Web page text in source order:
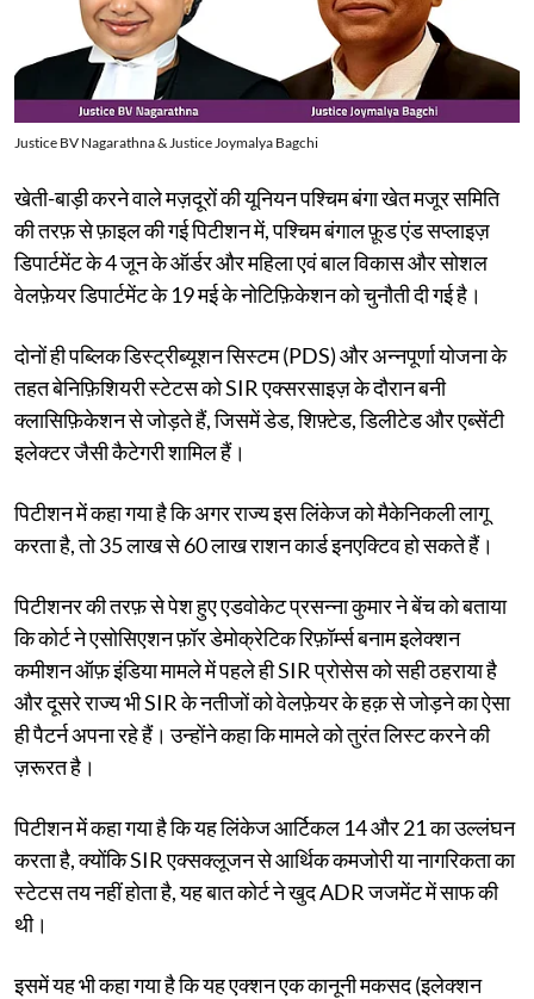
Justice BV Nagarathna & Justice Joymalya Bagchi
खेती-बाड़ी करने वाले मज़दूरों की यूनियन पश्चिम बंगा खेत मजूर समिति
की तरफ़ से फ़ाइल की गई पिटीशन में, पश्चिम बंगाल फ़ूड एंड सप्लाइज़
डिपार्टमेंट के 4 जून के ऑर्डर और महिला एवं बाल विकास और सोशल
वेलफ़ेयर डिपार्टमेंट के 19 मई के नोटिफ़िकेशन को चुनौती दी गई है।
दोनों ही पब्लिक डिस्ट्रीब्यूशन सिस्टम (PDS) और अन्नपूर्णा योजना के
तहत बेनिफ़िशियरी स्टेटस को SIR एक्सरसाइज़ के दौरान बनी
क्लासिफ़िकेशन से जोड़ते हैं, जिसमें डेड, शिफ़्टेड, डिलीटेड और एब्सेंटी
इलेक्टर जैसी कैटेगरी शामिल हैं।
पिटीशन में कहा गया है कि अगर राज्य इस लिंकेज को मैकेनिकली लागू
करता है, तो 35 लाख से 60 लाख राशन कार्ड इनएक्टिव हो सकते हैं।
पिटीशनर की तरफ़ से पेश हुए एडवोकेट प्रसन्ना कुमार ने बेंच को बताया
कि कोर्ट ने एसोसिएशन फ़ॉर डेमोक्रेटिक रिफ़ॉर्म्स बनाम इलेक्शन
कमीशन ऑफ़ इंडिया मामले में पहले ही SIR प्रोसेस को सही ठहराया है
और दूसरे राज्य भी SIR के नतीजों को वेलफ़ेयर के हक़ से जोड़ने का ऐसा
ही पैटर्न अपना रहे हैं। उन्होंने कहा कि मामले को तुरंत लिस्ट करने की
ज़रूरत है।
पिटीशन में कहा गया है कि यह लिंकेज आर्टिकल 14 और 21 का उल्लंघन
करता है, क्योंकि SIR एक्सक्लूजन से आर्थिक कमजोरी या नागरिकता का
स्टेटस तय नहीं होता है, यह बात कोर्ट ने खुद ADR जजमेंट में साफ की
थी।
इसमें यह भी कहा गया है कि यह एक्शन एक कानूनी मकसद (इलेक्शन